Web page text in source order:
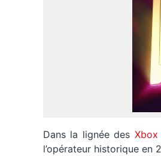
Dans la lignée des
l’opérateur historique en